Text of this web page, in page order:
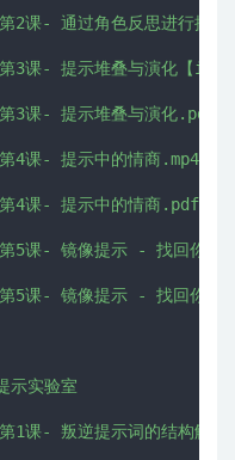
通过角色反思进行提示
示堆叠与演化【
提示堆叠与演化.pdf
提示中的情商.mp4
- 提示中的情商.pdf
镜像提示 - 找回你的声
镜像提示 - 找回你的
实验室
叛逆提示词的结构解析